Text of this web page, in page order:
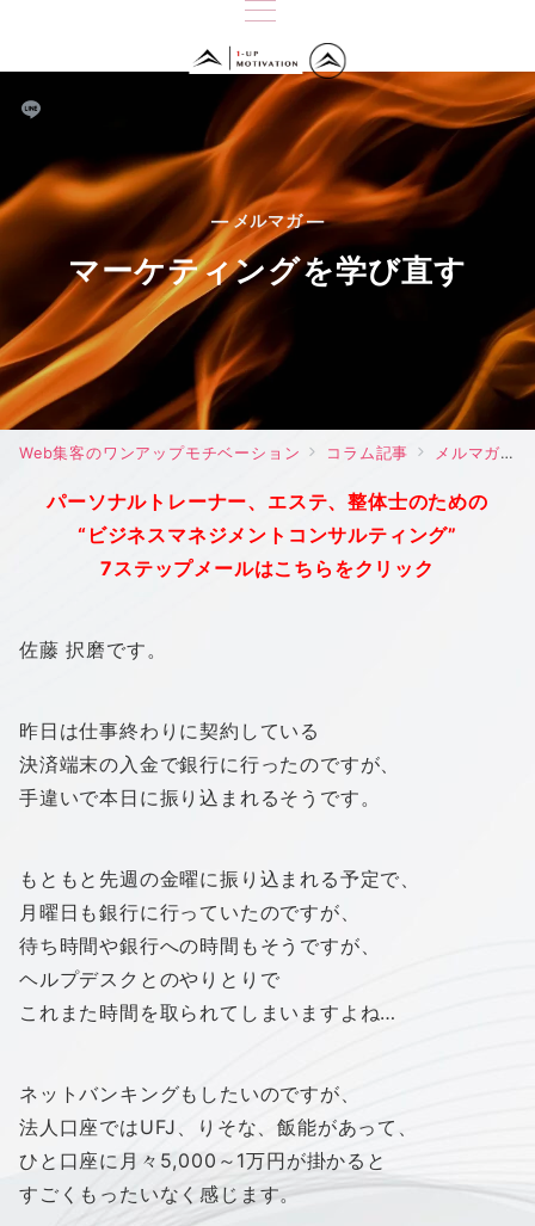
— メルマガ —
マーケティングを学び直す
Web集客のワンアップモチベーション コラム記事 メルマガ
パーソナルトレーナー、エステ、整体士のための
“ビジネスマネジメントコンサルティング”
7ステップメールはこちらをクリック
佐藤 択磨です。
昨日は仕事終わりに契約している
決済端末の入金で銀行に行ったのですが、
手違いで本日に振り込まれるそうです。
もともと先週の金曜に振り込まれる予定で、
月曜日も銀行に行っていたのですが、
待ち時間や銀行への時間もそうですが、
ヘルプデスクとのやりとりで
これまた時間を取られてしまいますよね…
ネットバンキングもしたいのですが、
法人口座ではUFJ、りそな、飯能があって、
ひと口座に月々5,000～1万円が掛かると
すごくもったいなく感じます。